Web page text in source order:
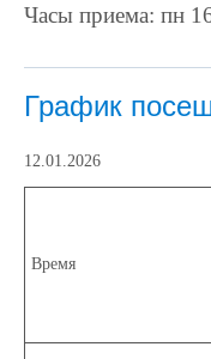
Часы приема: пн
График
12.01.2026
Время